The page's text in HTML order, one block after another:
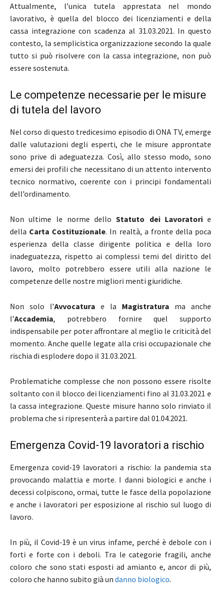
Attualmente, l’unica tutela apprestata nel mondo
lavorativo, è quella del blocco dei licenziamenti e della
cassa integrazione con scadenza al 31.03.2021. In questo
contesto, la semplicistica organizzazione secondo la quale
tutto si può risolvere con la cassa integrazione, non può
essere sostenuta.
Le competenze necessarie per le misure
di tutela del lavoro
Nel corso di questo tredicesimo episodio di ONA TV, emerge
dalle valutazioni degli esperti, che le misure approntate
sono prive di adeguatezza. Così, allo stesso modo, sono
emersi dei profili che necessitano di un attento intervento
tecnico normativo, coerente con i principi fondamentali
dell’ordinamento.
Non ultime le norme delloStatuto dei Lavoratorie
della Carta Costituzionale. In realtà, a fronte della poca
esperienza della classe dirigente politica e della loro
inadeguatezza, rispetto ai complessi temi del diritto del
lavoro, molto potrebbero essere utili alla nazione le
competenze delle nostre migliori menti giuridiche.
Non solo l’Avvocatura e la Magistratura ma anche
l’Accademia, potrebbero fornire quel supporto
indispensabile per poter affrontare al meglio le criticità del
momento. Anche quelle legate alla crisi occupazionale che
rischia di esplodere dopo il 31.03.2021.
Problematiche complesse che non possono essere risolte
soltanto con il blocco dei licenziamenti fino al 31.03.2021 e
la cassa integrazione. Queste misure hanno solo rinviato il
problema che si ripresenterà a partire dal 01.04.2021.
Emergenza Covid-19 lavoratori a rischio
Emergenza covid-19 lavoratori a rischio: la pandemia sta
provocando malattia e morte. I danni biologici e anche i
decessi colpiscono, ormai, tutte le fasce della popolazione
e anche i lavoratori per esposizione al rischio sul luogo di
lavoro.
In più, il Covid-19 è un virus infame, perché è debole con i
forti e forte con i deboli. Tra le categorie fragili, anche
coloro che sono stati esposti ad amianto e, ancor di più,
coloro che hanno subito già un danno biologico.